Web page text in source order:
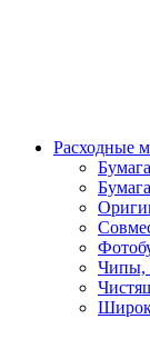
Расходные
Чипы,